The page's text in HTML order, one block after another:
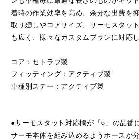
着時の作業効率を高め、余分な出費を抑
取り廻しやコアサイズ、サーモスタッ
も広く、様々なカスタムプランに対応し
コア：セトラブ製
フィッティング：アクティブ製
車種別ステー：アクティブ製
●サーモスタット対応欄が「○」の品番
サーモ本体を組み込めるようホースが